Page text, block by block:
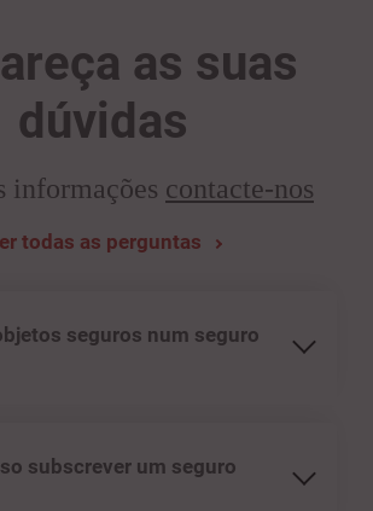
as suas
dúvidas
informações contacte-nos
todas as perguntas
seguros num seguro
subscrever um seguro